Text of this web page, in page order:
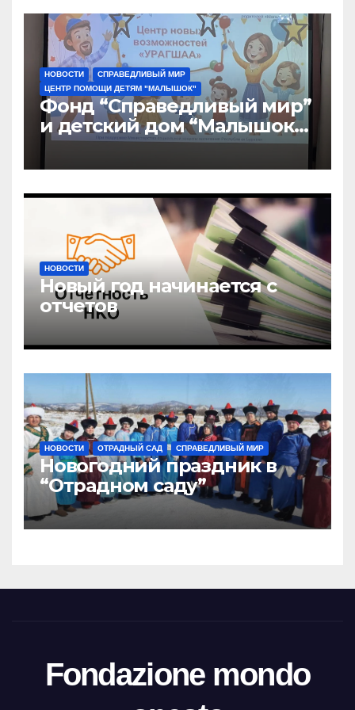
НОВОСТИ
СПРАВЕДЛИВЫЙ МИР
ЦЕНТР ПОМОЩИ ДЕТЯМ "МАЛЫШОК"
Фонд “Справедливый мир”
и детский дом “Малышок”
открыли центр новых
возможностей “УРАГШАА”
НОВОСТИ
Новый год начинается с
отчетов
НОВОСТИ ОТРАДНЫЙ САД СПРАВЕДЛИВЫЙ МИР
Новогодний праздник в
“Отрадном саду”
Fondazione mondo